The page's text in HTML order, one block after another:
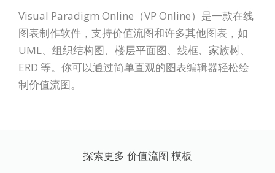
Visual Paradigm Online（VP Online）是一款在线
图表制作软件，支持价值流图和许多其他图表，如
UML、组织结构图、楼层平面图、线框、家族树、
ERD 等。你可以通过简单直观的图表编辑器轻松绘
制价值流图。
探索更多 价值流图 模板